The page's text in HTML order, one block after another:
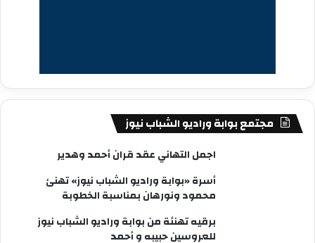
مجتمع بوابة وراديو الشباب نيوز
اجمل التهاني عقد قران أحمد وهدير
أسرة «بوابة وراديو الشباب نيوز» تهنئ
محمود ونورهان بمناسبة الخطوبة
برقيه تهنئة من بوابة وراديو الشباب نيوز
للعروسين حبيبه و أحمد